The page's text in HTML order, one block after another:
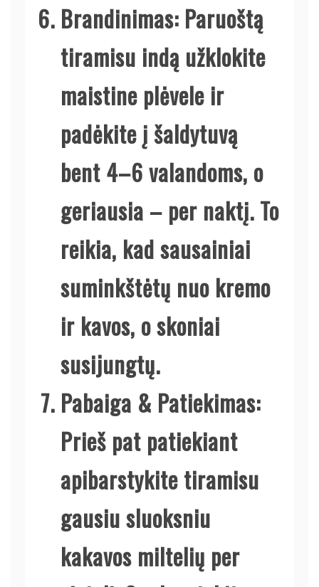
Brandinimas: Paruoštą
tiramisu indą užklokite
maistine plėvele ir
padėkite į šaldytuvą
bent 4–6 valandoms, o
geriausia – per naktį. To
reikia, kad sausainiai
suminkštėtų nuo kremo
ir kavos, o skoniai
susijungtų.
Pabaiga & Patiekimas:
Prieš pat patiekiant
apibarstykite tiramisu
gausiu sluoksniu
kakavos miltelių per